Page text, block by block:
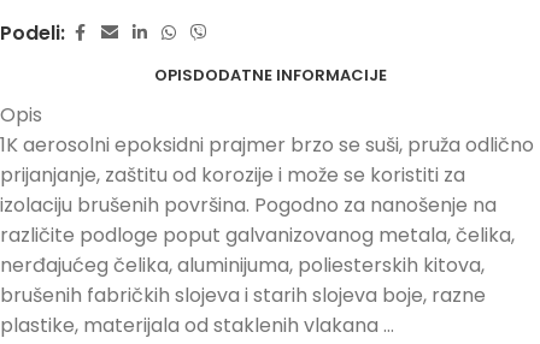
Podeli:
OPISDODATNE INFORMACIJE
Opis
1K aerosolni epoksidni prajmer brzo se suši, pruža odlično
prijanjanje, zaštitu od korozije i može se koristiti za
izolaciju brušenih površina. Pogodno za nanošenje na
različite podloge poput galvanizovanog metala, čelika,
nerđajućeg čelika, aluminijuma, poliesterskih kitova,
brušenih fabričkih slojeva i starih slojeva boje, razne
plastike, materijala od staklenih vlakana …